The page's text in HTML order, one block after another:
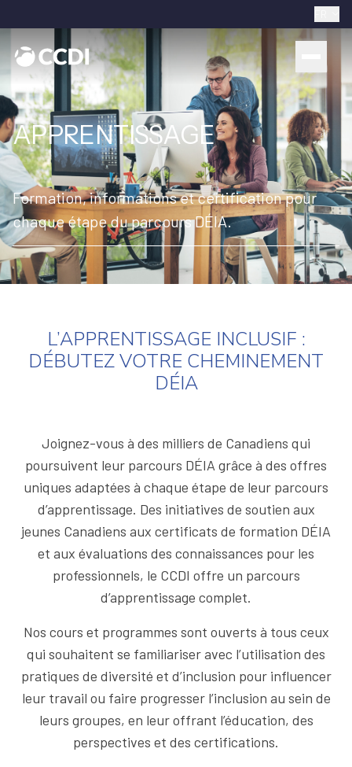
APPRENTISSAGE
Formation, informations et certification pour
chaque étape du parcours DÉIA.
L’APPRENTISSAGE INCLUSIF :
DÉBUTEZ VOTRE CHEMINEMENT
DÉIA
Joignez-vous à des milliers de Canadiens qui
poursuivent leur parcours DÉIA grâce à des offres
uniques adaptées à chaque étape de leur parcours
d’apprentissage. Des initiatives de soutien aux
jeunes Canadiens aux certificats de formation DÉIA
et aux évaluations des connaissances pour les
professionnels, le CCDI offre un parcours
d’apprentissage complet.
Nos cours et programmes sont ouverts à tous ceux
qui souhaitent se familiariser avec l’utilisation des
pratiques de diversité et d’inclusion pour influencer
leur travail ou faire progresser l’inclusion au sein de
leurs groupes, en leur offrant l’éducation, des
perspectives et des certifications.